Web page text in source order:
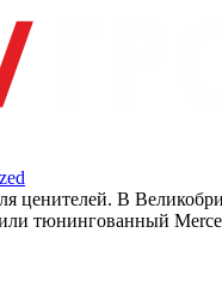
ценителей. В
тюнингованный